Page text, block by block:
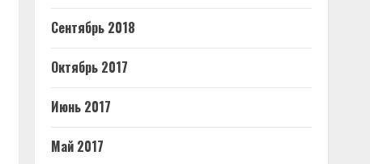
Сентябрь 2018
Октябрь 2017
Июнь 2017
Май 2017